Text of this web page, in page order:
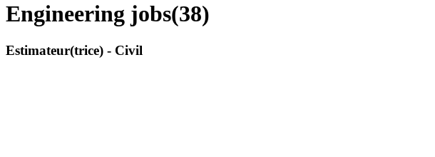
Engineering jobs(38)
Estimateur(trice) - Civil